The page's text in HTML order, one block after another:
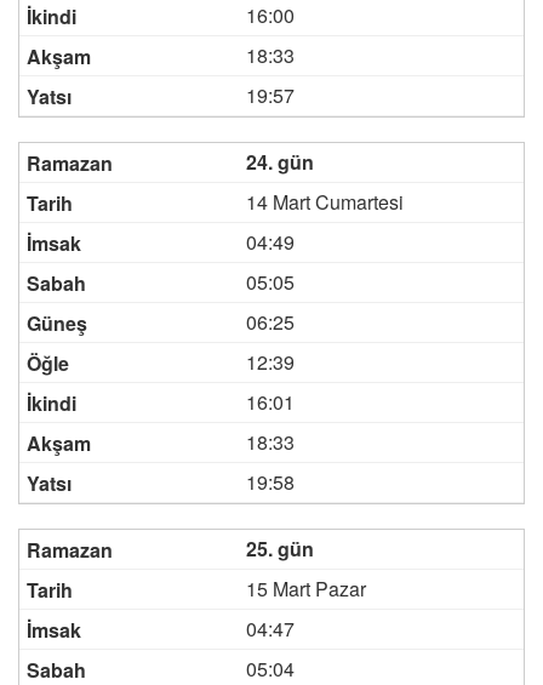
16:00
18:33
19:57
24. gün
14 Mart Cumartesi
04:49
05:05
06:25
12:39
16:01
18:33
19:58
25. gün
15 Mart Pazar
04:47
05:04